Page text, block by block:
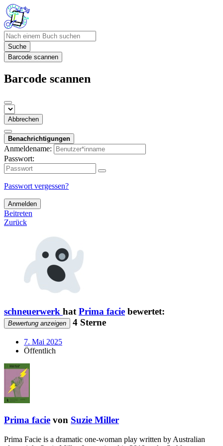
Suche
Barcode scannen
Barcode scannen
Abbrechen
Benachrichtigungen
Anmeldename:
Passwort:
Passwort vergessen?
Anmelden
Beitreten
Zurück
schneuerwerk hat Prima facie bewertet:
Bewertung anzeigen 4 Sterne
7. Mai 2025
Öffentlich
Prima facie von Suzie Miller
Prima Facie is a dramatic one-woman play written by Australian